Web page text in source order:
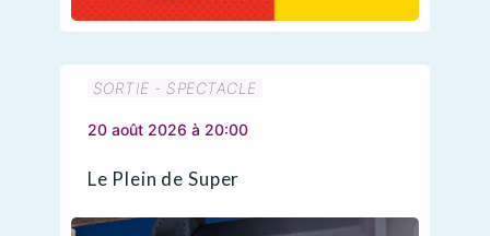
SORTIE - SPECTACLE
20 août 2026 à 20:00
Le Plein de Super